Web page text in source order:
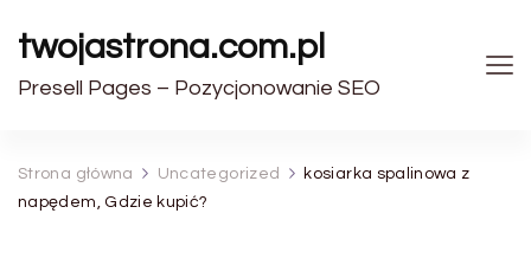
twojastrona.com.pl
Presell Pages – Pozycjonowanie SEO
Strona główna Uncategorized
kosiarka spalinowa z
napędem, Gdzie kupić?